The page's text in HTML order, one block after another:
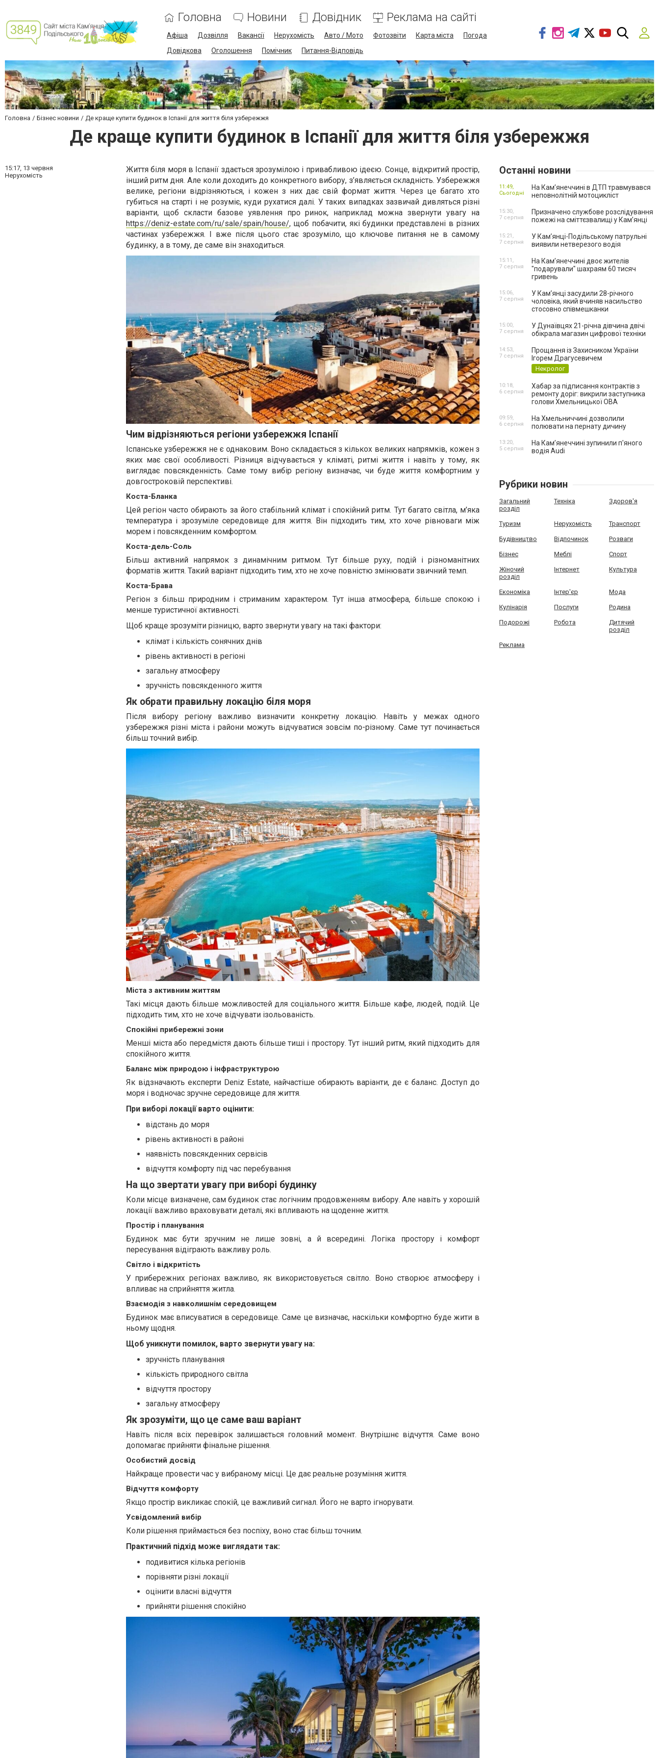
Головна Новини Довідник Реклама на сайті
Афіша Дозвілля Вакансії Нерухомість Авто / Мото Фотозвіти Карта міста
Погода
Довідкова
Оголошення Помічник Питання-Відповідь
Головна Бізнес новини Де краще купити будинок в Іспанії для життя біля узбережжя
Де краще купити будинок в Іспанії для життя біля узбережжя
15:17, 13 червня
Нерухомість
Життя біля моря в Іспанії здається зрозумілою і привабливою ідеєю. Сонце, відкритий простір,
інший ритм дня. Але коли доходить до конкретного вибору, з’являється складність. Узбережжя
велике, регіони відрізняються, і кожен з них дає свій формат життя. Через це багато хто
губиться на старті і не розуміє, куди рухатися далі. У таких випадках зазвичай дивляться різні
варіанти, щоб скласти базове уявлення про ринок, наприклад можна звернути увагу на
https://deniz-estate.com/ru/sale/spain/house/, щоб побачити, які будинки представлені в різних
частинах узбережжя. І вже після цього стає зрозуміло, що ключове питання не в самому
будинку, а в тому, де саме він знаходиться.
Чим відрізняються регіони узбережжя Іспанії
Іспанське узбережжя не є однаковим. Воно складається з кількох великих напрямків, кожен з
яких має свої особливості. Різниця відчувається у кліматі, ритмі життя і навіть у тому, як
виглядає повсякденність. Саме тому вибір регіону визначає, чи буде життя комфортним у
довгостроковій перспективі.
Коста-Бланка
Цей регіон часто обирають за його стабільний клімат і спокійний ритм. Тут багато світла, м’яка
температура і зрозуміле середовище для життя. Він підходить тим, хто хоче рівноваги між
морем і повсякденним комфортом.
Коста-дель-Соль
Більш активний напрямок з динамічним ритмом. Тут більше руху, подій і різноманітних
форматів життя. Такий варіант підходить тим, хто не хоче повністю змінювати звичний темп.
Коста-Брава
Регіон з більш природним і стриманим характером. Тут інша атмосфера, більше спокою і
менше туристичної активності.
Щоб краще зрозуміти різницю, варто звернути увагу на такі фактори:
клімат і кількість сонячних днів
рівень активності в регіоні
загальну атмосферу
зручність повсякденного життя
Як обрати правильну локацію біля моря
Після вибору регіону важливо визначити конкретну локацію. Навіть у межах одного
узбережжя різні міста і райони можуть відчуватися зовсім по-різному. Саме тут починається
більш точний вибір.
Міста з активним життям
Такі місця дають більше можливостей для соціального життя. Більше кафе, людей, подій. Це
підходить тим, хто не хоче відчувати ізольованість.
Спокійні прибережні зони
Менші міста або передмістя дають більше тиші і простору. Тут інший ритм, який підходить для
спокійного життя.
Баланс між природою і інфраструктурою
Як відзначають експерти Deniz Estate, найчастіше обирають варіанти, де є баланс. Доступ до
моря і водночас зручне середовище для життя.
При виборі локації варто оцінити:
відстань до моря
рівень активності в районі
наявність повсякденних сервісів
відчуття комфорту під час перебування
На що звертати увагу при виборі будинку
Коли місце визначене, сам будинок стає логічним продовженням вибору. Але навіть у хорошій
локації важливо враховувати деталі, які впливають на щоденне життя.
Простір і планування
Будинок має бути зручним не лише зовні, а й всередині. Логіка простору і комфорт
пересування відіграють важливу роль.
Світло і відкритість
У прибережних регіонах важливо, як використовується світло. Воно створює атмосферу і
впливає на сприйняття житла.
Взаємодія з навколишнім середовищем
Будинок має вписуватися в середовище. Саме це визначає, наскільки комфортно буде жити в
ньому щодня.
Щоб уникнути помилок, варто звернути увагу на:
зручність планування
кількість природного світла
відчуття простору
загальну атмосферу
Як зрозуміти, що це саме ваш варіант
Навіть після всіх перевірок залишається головний момент. Внутрішнє відчуття. Саме воно
допомагає прийняти фінальне рішення.
Особистий досвід
Найкраще провести час у вибраному місці. Це дає реальне розуміння життя.
Відчуття комфорту
Якщо простір викликає спокій, це важливий сигнал. Його не варто ігнорувати.
Усвідомлений вибір
Коли рішення приймається без поспіху, воно стає більш точним.
Практичний підхід може виглядати так:
подивитися кілька регіонів
порівняти різні локації
оцінити власні відчуття
прийняти рішення спокійно
Останні новини
На Кам’янеччині в ДТП травмувався
неповнолітній мотоцикліст
11:49,
Сьогодні
Призначено службове розслідування
пожежі на сміттєзвалищі у Кам’янці
15:30,
7 серпня
У Кам’янці-Подільському патрульні
виявили нетверезого водія
15:21,
7 серпня
На Камʼянеччині двоє жителів
"подарували" шахраям 60 тисяч
гривень
15:11,
7 серпня
У Камʼянці засудили 28-річного
чоловіка, який вчиняв насильство
стосовно співмешканки
15:06,
7 серпня
У Дунаївцях 21-річна дівчина двічі
обікрала магазин цифрової техніки
15:00,
7 серпня
Прощання із Захисником України
Ігорем Драгусевичем
Некролог
14:53,
7 серпня
Хабар за підписання контрактів з
ремонту доріг: викрили заступника
голови Хмельницької ОВА
10:18,
6 серпня
На Хмельниччині дозволили
полювати на пернату дичину
09:59,
6 серпня
На Камʼянеччині зупинили п'яного
водія Audi
13:20,
5 серпня
Рубрики новин
Загальний
розділ
Техніка Здоров'я
Туризм Нерухомість Транспорт
Будівництво Відпочинок Розваги
Бізнес Меблі Спорт
Жіночий
розділ
Інтернет Культура
Економіка Інтер'єр Мода
Кулінарія Послуги Родина
Подорожі Робота
Дитячий
розділ
Реклама